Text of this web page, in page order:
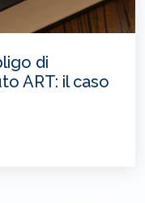
di
ART: il caso